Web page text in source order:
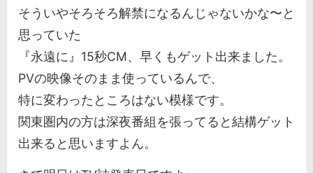
そういやそろそろ解禁になるんじゃないかな〜と
思っていた
『永遠に』15秒CM、早くもゲット出来ました。
PVの映像そのまま使っているんで、
特に変わったところはない模様です。
関東圏内の方は深夜番組を張ってると結構ゲット
出来ると思いますよん。